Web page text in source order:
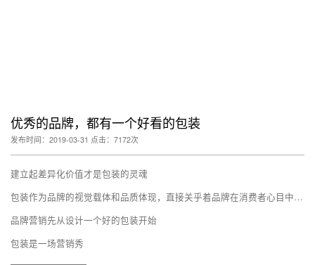
优秀的品牌，都有一个好看的包装
发布时间：2019-03-31 点击：7172次
建立起差异化价值才是包装的灵魂
包装作为品牌的视觉载体和品质体现，直接关乎着品牌在消费者心目中的地位
品牌营销先从设计一个好的包装开始
包装是一场营销秀